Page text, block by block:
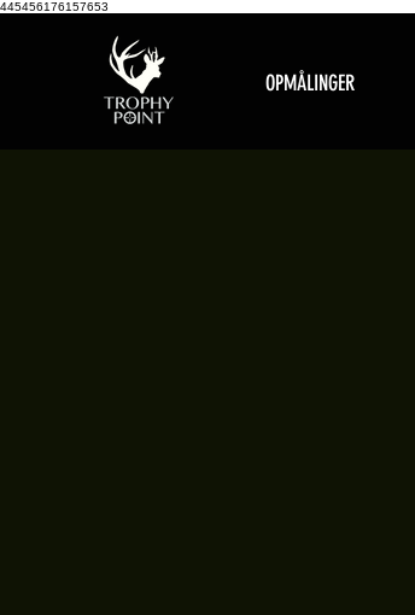
445456176157653
OPMÅLINGER